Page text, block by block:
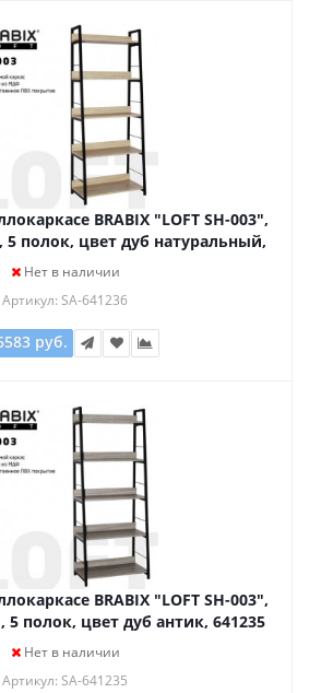
BRABIX "LOFT SH-003",
5 полок, цвет дуб натуральный,
Нет в наличии
Артикул: SA-641236
руб.
BRABIX "LOFT SH-003",
5 полок, цвет дуб антик, 641235
Нет в наличии
Артикул: SA-641235